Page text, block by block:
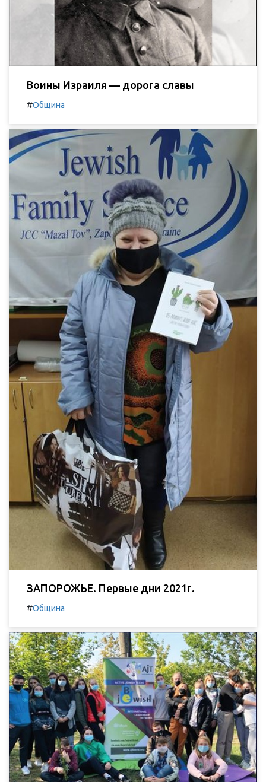
Воины Израиля — дорога славы
#Община
ЗАПОРОЖЬЕ. Первые дни 2021г.
#Община